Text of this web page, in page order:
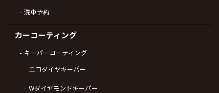
洗車予約
カーコーティング
キーパーコーティング
エコダイヤキーパー
Wダイヤモンドキーパー